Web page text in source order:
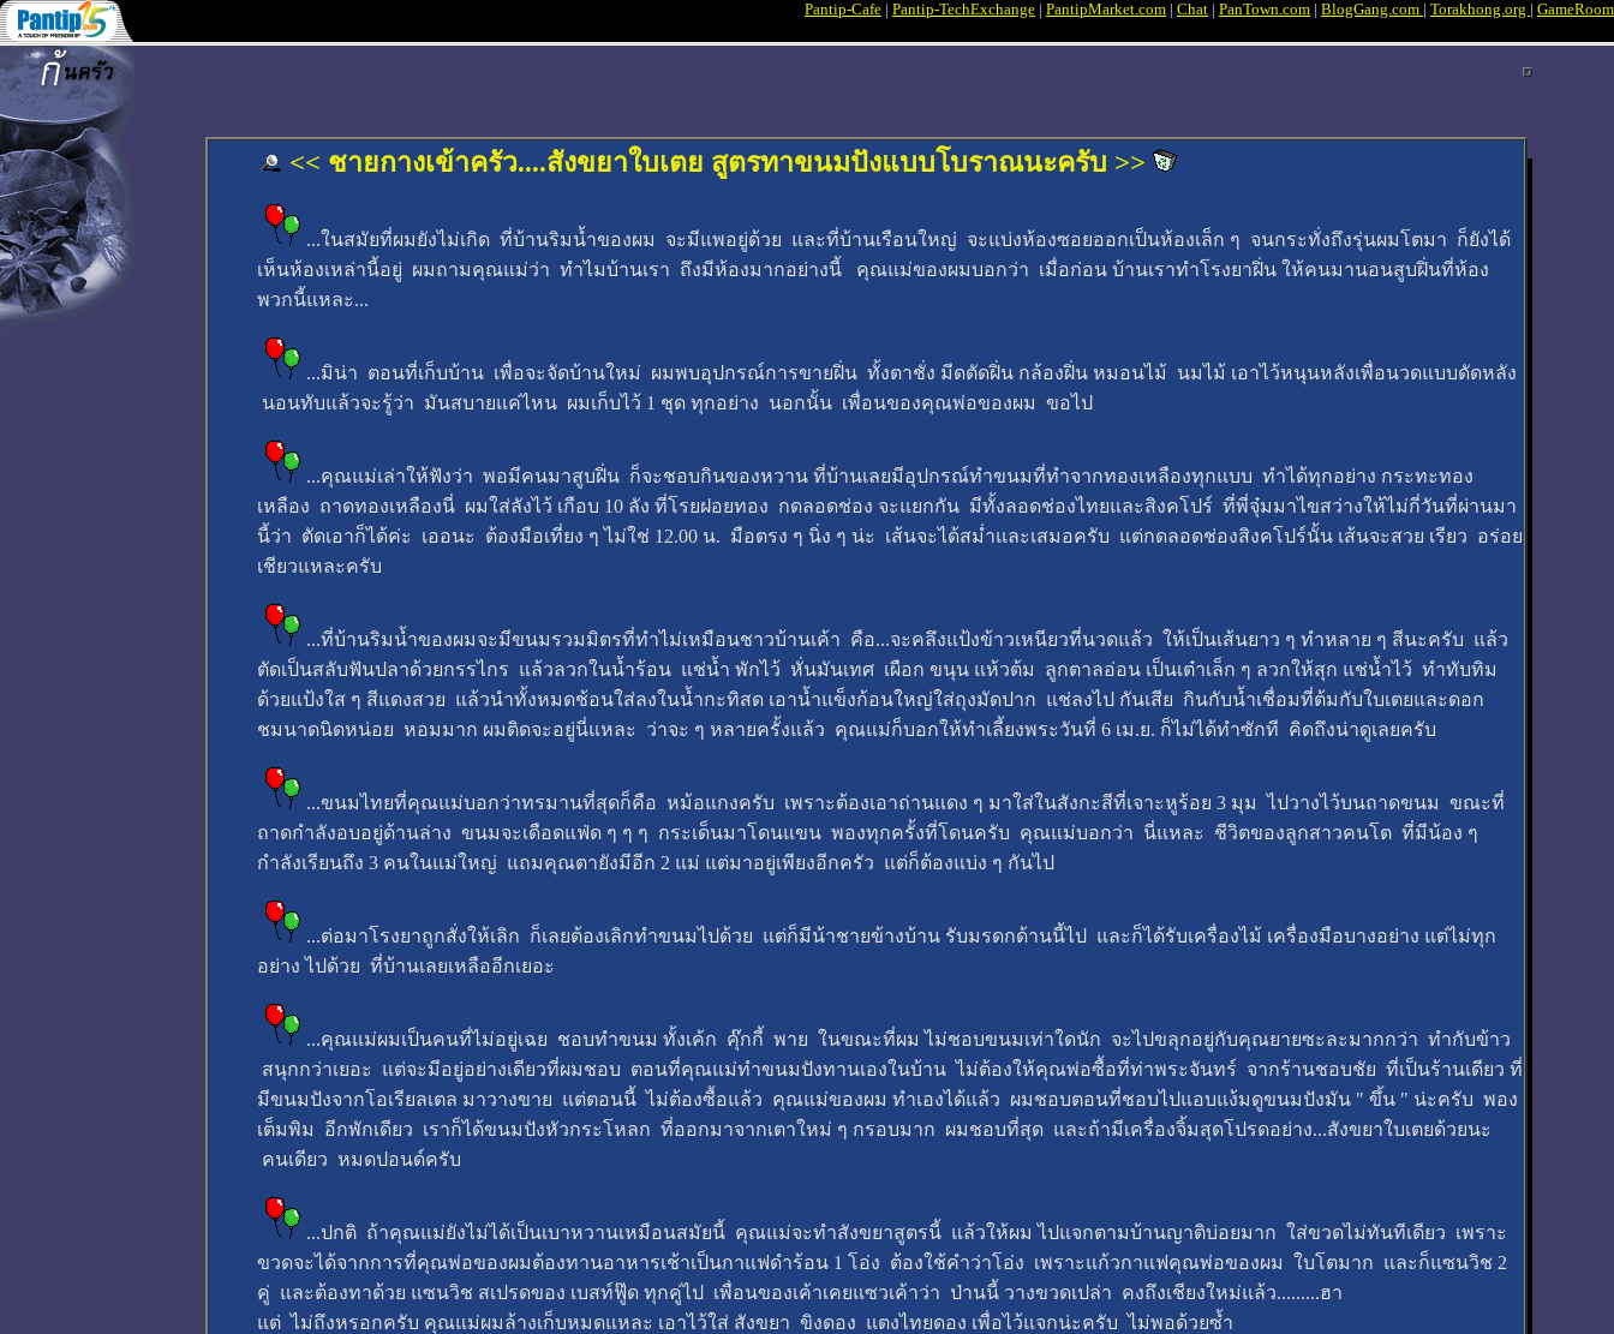
Pantip-Cafe | Pantip-TechExchange | PantipMarket.com | Chat | PanTown.com | BlogGang.com | Torakhong.org | GameRoom
<< ชายกางเข้าครัว....สังขยาใบเตย สูตรทาขนมปังแบบโบราณนะครับ >>
...ในสมัยที่ผมยังไม่เกิด ที่บ้านริมน้ำของผม จะมีแพอยู่ด้วย และที่บ้านเรือนใหญ่ จะแบ่งห้องซอยออกเป็นห้องเล็ก ๆ จนกระทั่งถึงรุ่นผมโตมา ก็ยังได้
เห็นห้องเหล่านี้อยู่ ผมถามคุณแม่ว่า ทำไมบ้านเรา ถึงมีห้องมากอย่างนี้ คุณแม่ของผมบอกว่า เมื่อก่อน บ้านเราทำโรงยาฝิ่น ให้คนมานอนสูบฝิ่นที่ห้อง
พวกนี้แหละ...
...มิน่า ตอนที่เก็บบ้าน เพื่อจะจัดบ้านใหม่ ผมพบอุปกรณ์การขายฝิ่น ทั้งตาชั่ง มีดตัดฝิ่น กล้องฝิ่น หมอนไม้ นมไม้ เอาไว้หนุนหลังเพื่อนวดแบบดัดหลัง
นอนทับแล้วจะรู้ว่า มันสบายแค่ไหน ผมเก็บไว้ 1 ชุด ทุกอย่าง นอกนั้น เพื่อนของคุณพ่อของผม ขอไป
...คุณแม่เล่าให้ฟังว่า พอมีคนมาสูบฝิ่น ก็จะชอบกินของหวาน ที่บ้านเลยมีอุปกรณ์ทำขนมที่ทำจากทองเหลืองทุกแบบ ทำได้ทุกอย่าง กระทะทอง
เหลือง ถาดทองเหลืองนี่ ผมใส่ลังไว้ เกือบ 10 ลัง ที่โรยฝอยทอง กดลอดช่อง จะแยกกัน มีทั้งลอดช่องไทยและสิงคโปร์ ที่พี่จุ๋มมาไขสว่างให้ไม่กี่วันที่ผ่านมา
นี้ว่า ตัดเอาก็ได้ค่ะ เออนะ ต้องมือเที่ยง ๆ ไม่ใช่ 12.00 น. มือตรง ๆ นิ่ง ๆ น่ะ เส้นจะได้สม่ำและเสมอครับ แต่กดลอดช่องสิงคโปร์นั้น เส้นจะสวย เรียว อร่อย
เชียวแหละครับ
...ที่บ้านริมน้ำของผมจะมีขนมรวมมิตรที่ทำไม่เหมือนชาวบ้านเค้า คือ...จะคลึงแป้งข้าวเหนียวที่นวดแล้ว ให้เป็นเส้นยาว ๆ ทำหลาย ๆ สีนะครับ แล้ว
ตัดเป็นสลับฟันปลาด้วยกรรไกร แล้วลวกในน้ำร้อน แช่น้ำ พักไว้ หั่นมันเทศ เผือก ขนุน แห้วต้ม ลูกตาลอ่อน เป็นเต๋าเล็ก ๆ ลวกให้สุก แช่น้ำไว้ ทำทับทิม
ด้วยแป้งใส ๆ สีแดงสวย แล้วนำทั้งหมดช้อนใส่ลงในน้ำกะทิสด เอาน้ำแข็งก้อนใหญ่ใส่ถุงมัดปาก แช่ลงไป กันเสีย กินกับน้ำเชื่อมที่ต้มกับใบเตยและดอก
ชมนาดนิดหน่อย หอมมาก ผมติดจะอยู่นี่แหละ ว่าจะ ๆ หลายครั้งแล้ว คุณแม่ก็บอกให้ทำเลี้ยงพระวันที่ 6 เม.ย. ก็ไม่ได้ทำซักที คิดถึงน่าดูเลยครับ
...ขนมไทยที่คุณแม่บอกว่าทรมานที่สุดก็คือ หม้อแกงครับ เพราะต้องเอาถ่านแดง ๆ มาใส่ในสังกะสีที่เจาะหูร้อย 3 มุม ไปวางไว้บนถาดขนม ขณะที่
ถาดกำลังอบอยู่ด้านล่าง ขนมจะเดือดแฟ่ด ๆ ๆ ๆ กระเด็นมาโดนแขน พองทุกครั้งที่โดนครับ คุณแม่บอกว่า นี่แหละ ชีวิตของลูกสาวคนโต ที่มีน้อง ๆ
กำลังเรียนถึง 3 คนในแม่ใหญ่ แถมคุณตายังมีอีก 2 แม่ แต่มาอยู่เพียงอีกครัว แต่ก็ต้องแบ่ง ๆ กันไป
...ต่อมาโรงยาถูกสั่งให้เลิก ก็เลยต้องเลิกทำขนมไปด้วย แต่ก็มีน้าชายข้างบ้าน รับมรดกด้านนี้ไป และก็ได้รับเครื่องไม้ เครื่องมือบางอย่าง แต่ไม่ทุก
อย่าง ไปด้วย ที่บ้านเลยเหลืออีกเยอะ
...คุณแม่ผมเป็นคนที่ไม่อยู่เฉย ชอบทำขนม ทั้งเค้ก คุ๊กกี้ พาย ในขณะที่ผม ไม่ชอบขนมเท่าใดนัก จะไปขลุกอยู่กับคุณยายซะละมากกว่า ทำกับข้าว
สนุกกว่าเยอะ แต่จะมีอยู่อย่างเดียวที่ผมชอบ ตอนที่คุณแม่ทำขนมปังทานเองในบ้าน ไม่ต้องให้คุณพ่อซื้อที่ท่าพระจันทร์ จากร้านชอบชัย ที่เป็นร้านเดียว ที่
มีขนมปังจากโอเรียลเตล มาวางขาย แต่ตอนนี้ ไม่ต้องซื้อแล้ว คุณแม่ของผม ทำเองได้แล้ว ผมชอบตอนที่ชอบไปแอบแง้มดูขนมปังมัน " ขึ้น " น่ะครับ พอง
เต็มพิม อีกพักเดียว เราก็ได้ขนมปังหัวกระโหลก ที่ออกมาจากเตาใหม่ ๆ กรอบมาก ผมชอบที่สุด และถ้ามีเครื่องจิ้มสุดโปรดอย่าง...สังขยาใบเตยด้วยนะ
คนเดียว หมดปอนด์ครับ
...ปกติ ถ้าคุณแม่ยังไม่ได้เป็นเบาหวานเหมือนสมัยนี้ คุณแม่จะทำสังขยาสูตรนี้ แล้วให้ผม ไปแจกตามบ้านญาติบ่อยมาก ใส่ขวดไม่ทันทีเดียว เพราะ
ขวดจะได้จากการที่คุณพ่อของผมต้องทานอาหารเช้าเป็นกาแฟดำร้อน 1 โอ่ง ต้องใช้คำว่าโอ่ง เพราะแก้วกาแฟคุณพ่อของผม ใบโตมาก และก็แซนวิช 2
คู่ และต้องทาด้วย แซนวิช สเปรดของ เบสท์ฟู๊ด ทุกคู่ไป เพื่อนของเค้าเคยแซวเค้าว่า ป่านนี้ วางขวดเปล่า คงถึงเชียงใหม่แล้ว.........ฮา
แต่ ไม่ถึงหรอกครับ คุณแม่ผมล้างเก็บหมดแหละ เอาไว้ใส่ สังขยา ขิงดอง แตงไทยดอง เพื่อไว้แจกน่ะครับ ไม่พอด้วยซ้ำ